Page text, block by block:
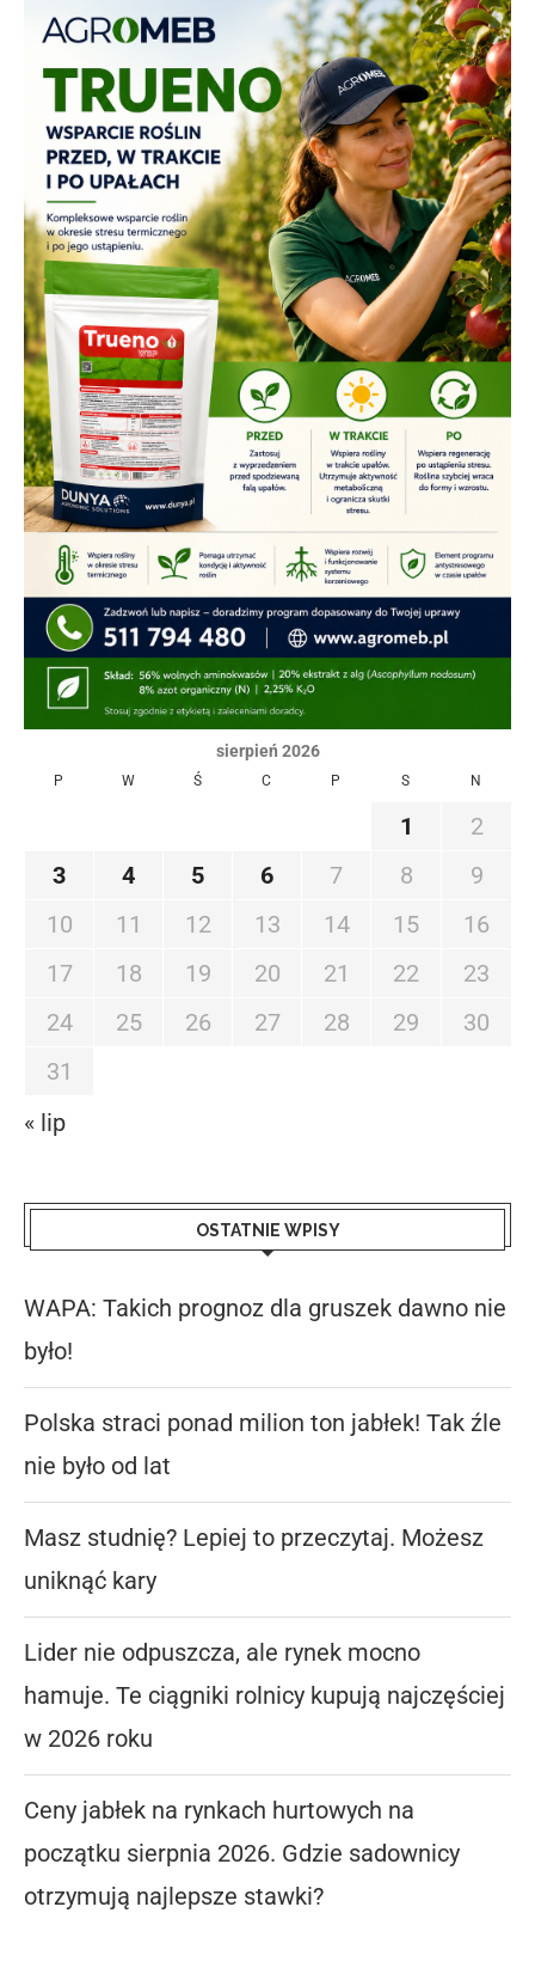
sierpień 2026
P W Ś C P S N
1
2
3
4 5 6 7 8
9
10
11 12 13 14 15
16
17
18 19 20 21 22
23
24
25 26 27 28 29
30
31
« lip
OSTATNIE WPISY
WAPA: Takich prognoz dla gruszek dawno nie
było!
Polska straci ponad milion ton jabłek! Tak źle
nie było od lat
Masz studnię? Lepiej to przeczytaj. Możesz
uniknąć kary
Lider nie odpuszcza, ale rynek mocno
hamuje. Te ciągniki rolnicy kupują najczęściej
w 2026 roku
Ceny jabłek na rynkach hurtowych na
początku sierpnia 2026. Gdzie sadownicy
otrzymują najlepsze stawki?